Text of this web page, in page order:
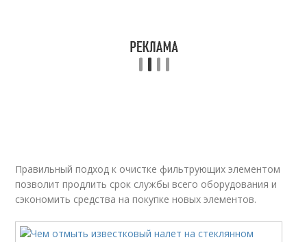
Правильный подход к очистке фильтрующих элементом
позволит продлить срок службы всего оборудования и
сэкономить средства на покупке новых элементов.